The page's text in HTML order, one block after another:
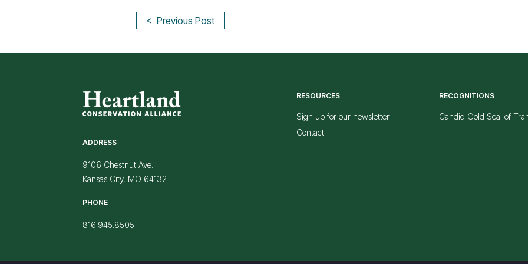
< Previous Post
ADDRESS
9106 Chestnut Ave.
Kansas City, MO 64132
PHONE
816.945.8505
RESOURCES
Sign up for our newsletter
Contact
RECOGNITIONS
Candid Gold Seal of